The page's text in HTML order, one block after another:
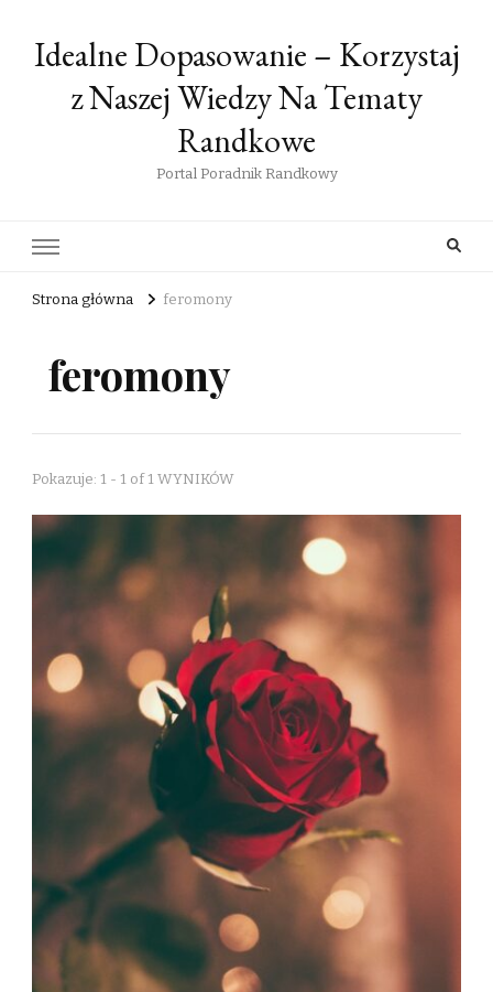
Idealne Dopasowanie – Korzystaj
z Naszej Wiedzy Na Tematy
Randkowe
Portal Poradnik Randkowy
Strona główna feromony
feromony
Pokazuje: 1 - 1 of 1 WYNIKÓW